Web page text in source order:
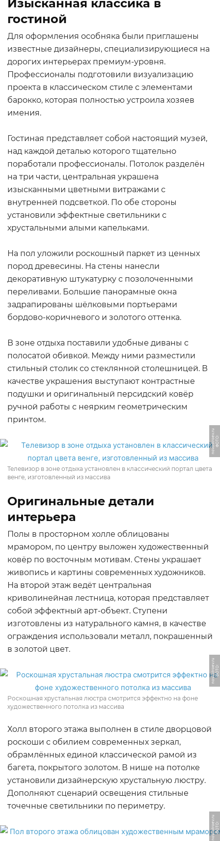
Изысканная классика в
гостиной
Для оформления особняка были приглашены
известные дизайнеры, специализирующиеся на
дорогих интерьерах премиум-уровня.
Профессионалы подготовили визуализацию
проекта в классическом стиле с элементами
барокко, которая полностью устроила хозяев
имения.
Гостиная представляет собой настоящий музей,
над каждой деталью которого тщательно
поработали профессионалы. Потолок разделён
на три части, центральная украшена
изысканными цветными витражами с
внутренней подсветкой. По обе стороны
установили эффектные светильники с
хрустальными алыми капельками.
На пол уложили роскошный паркет из ценных
пород древесины. На стены нанесли
декоративную штукатурку с позолоченными
переливами. Большие панорамные окна
задрапированы шёлковыми портьерами
бордово-коричневого и золотого оттенка.
В зоне отдыха поставили удобные диваны с
полосатой обивкой. Между ними разместили
стильный столик со стеклянной столешницей. В
качестве украшения выступают контрастные
подушки и оригинальный персидский ковёр
ручной работы с неярким геометрическим
принтом.
Ф
О
Т
О:
n
o
v
o
s
t
r
o
e
v.
r
u
Телевизор в зоне отдыха установлен в классический портал цвета
венге, изготовленный из массива
Оригинальные детали
интерьера
Полы в просторном холле облицованы
мрамором, по центру выложен художественный
ковёр по восточным мотивам. Стены украшает
живопись и картины современных художников.
На второй этаж ведёт центральная
криволинейная лестница, которая представляет
собой эффектный арт-объект. Ступени
изготовлены из натурального камня, в качестве
ограждения использовали металл, покрашенный
в золотой цвет.
Ф
О
Т
О:
n
o
v
o
s
t
r
o
e
v.
r
u
Роскошная хрустальная люстра смотрится эффектно на фоне
художественного потолка из массива
Холл второго этажа выполнен в стиле дворцовой
роскоши с обилием современных зеркал,
обрамлённых единой классической рамой из
багета, покрытого золотом. В нише на потолке
установили дизайнерскую хрустальную люстру.
Дополняют сценарий освещения стильные
точечные светильники по периметру.
Ф
О
Т
О:
n
o
v
o
s
t
r
o
e
v.
r
u